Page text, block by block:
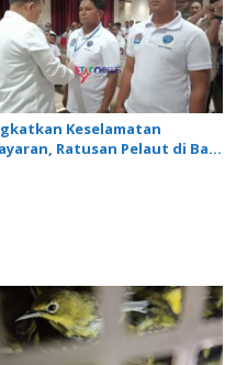
Keselamatan
Ratusan Pelaut di Bali